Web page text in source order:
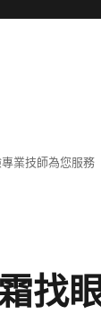
業技師為您服務
找